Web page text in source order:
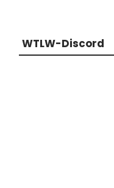
WTLW-Discord